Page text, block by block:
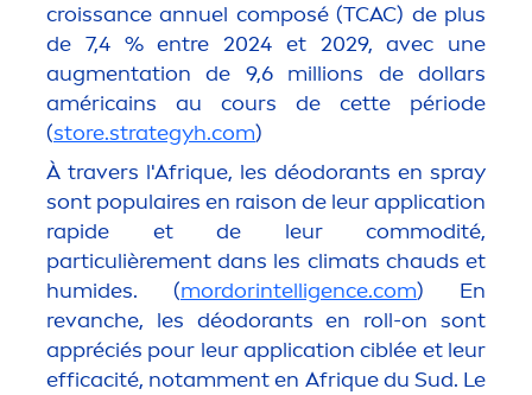
croissance annuel composé (TCAC) de plus
de 7,4 % entre 2024 et 2029, avec une
augmentation de 9,6 millions de dollars
américains au cours de cette période
(store.strategyh.com)
À travers l'Afrique, les déodorants en spray
sont populaires en raison de leur application
rapide et de leur commodité,
particulièrement dans les climats chauds et
humides. (mordorintelligence.com) En
revanche, les déodorants en roll-on sont
appréciés pour leur application ciblée et leur
efficacité, notamment en Afrique du Sud. Le